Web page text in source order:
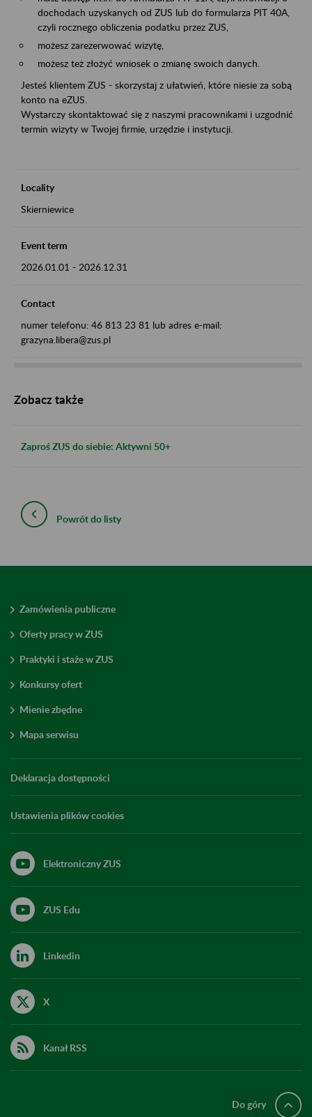
dochodach uzyskanych od ZUS lub do formularza PIT 40A,
czyli rocznego obliczenia podatku przez ZUS,
możesz zarezerwować wizytę,
możesz też złożyć wniosek o zmianę swoich danych.
Jesteś klientem ZUS - skorzystaj z ułatwień, które niesie za sobą
konto na eZUS.
Wystarczy skontaktować się z naszymi pracownikami i uzgodnić
termin wizyty w Twojej firmie, urzędzie i instytucji.
Locality
Skierniewice
Event term
2026.01.01 - 2026.12.31
Contact
numer telefonu: 46 813 23 81 lub adres e-mail:
grazyna.libera@zus.pl
Zobacz także
Zaproś ZUS do siebie: Aktywni 50+
Powrót do listy
Zamówienia publiczne
Oferty pracy w ZUS
Praktyki i staże w ZUS
Konkursy ofert
Mienie zbędne
Mapa serwisu
Deklaracja dostępności
Ustawienia plików cookies
Elektroniczny ZUS
ZUS Edu
Linkedin
X
Kanał RSS
Do góry